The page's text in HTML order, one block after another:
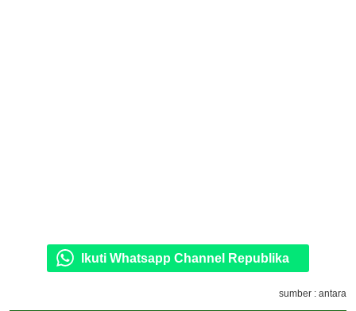
Ikuti Whatsapp Channel Republika
sumber : antara